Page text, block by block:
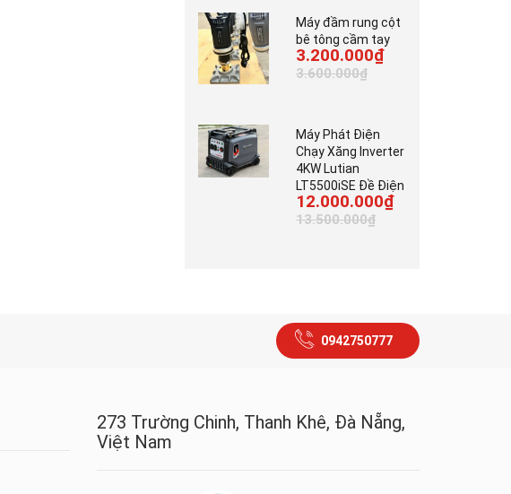
Máy đầm rung cột
bê tông cầm tay
3.200.000₫
3.600.000₫
Máy Phát Điện
Chạy Xăng Inverter
4KW Lutian
LT5500iSE Đề Điện
12.000.000₫
13.500.000₫
0942750777
273 Trường Chinh, Thanh Khê, Đà Nẵng,
Việt Nam